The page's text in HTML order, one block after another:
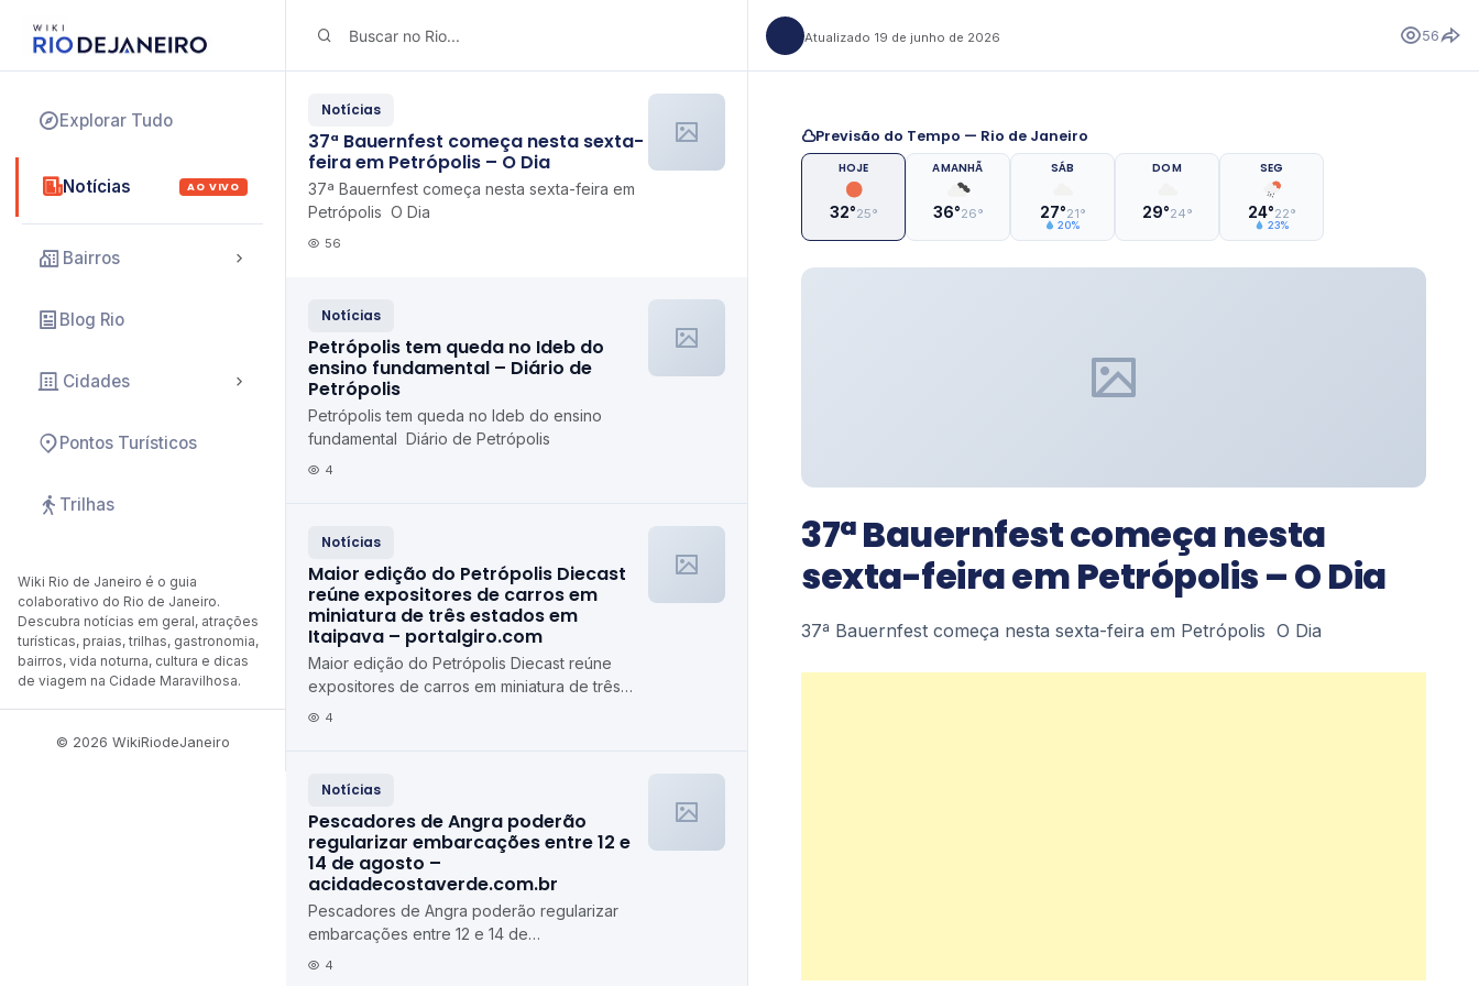
Explorar Tudo
Notícias AO VIVO
Bairros
Blog Rio
Cidades
Pontos Turísticos
Trilhas
Wiki Rio de Janeiro é o guia
colaborativo do Rio de Janeiro.
Descubra notícias em geral, atrações
turísticas, praias, trilhas, gastronomia,
bairros, vida noturna, cultura e dicas
de viagem na Cidade Maravilhosa.
© 2026 WikiRiodeJaneiro
Notícias
37ª Bauernfest começa nesta sexta-
feira em Petrópolis – O Dia
37ª Bauernfest começa nesta sexta-feira em
Petrópolis O Dia
56
Notícias
Petrópolis tem queda no Ideb do
ensino fundamental – Diário de
Petrópolis
Petrópolis tem queda no Ideb do ensino
fundamental Diário de Petrópolis
4
Notícias
Maior edição do Petrópolis Diecast
reúne expositores de carros em
miniatura de três estados em
Itaipava – portalgiro.com
Maior edição do Petrópolis Diecast reúne
expositores de carros em miniatura de três
estados em Itaipava portalgiro.com
4
Notícias
Pescadores de Angra poderão
regularizar embarcações entre 12 e
14 de agosto –
acidadecostaverde.com.br
Pescadores de Angra poderão regularizar
embarcações entre 12 e 14 de
agosto acidadecostaverde.com.br
4
Atualizado 19 de junho de 2026 56
Previsão do Tempo — Rio de Janeiro
HOJE
32°25°
AMANHÃ
36°26°
SÁB
27°21°
20%
DOM
29°24°
SEG
24°22°
23%
37ª Bauernfest começa nesta
sexta-feira em Petrópolis – O Dia
37ª Bauernfest começa nesta sexta-feira em Petrópolis O Dia